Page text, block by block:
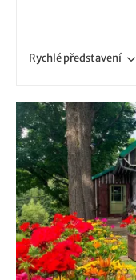
Rychlépředstavení